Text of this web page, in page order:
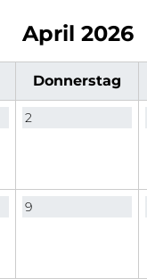
April 2026
Donnerstag
2
9